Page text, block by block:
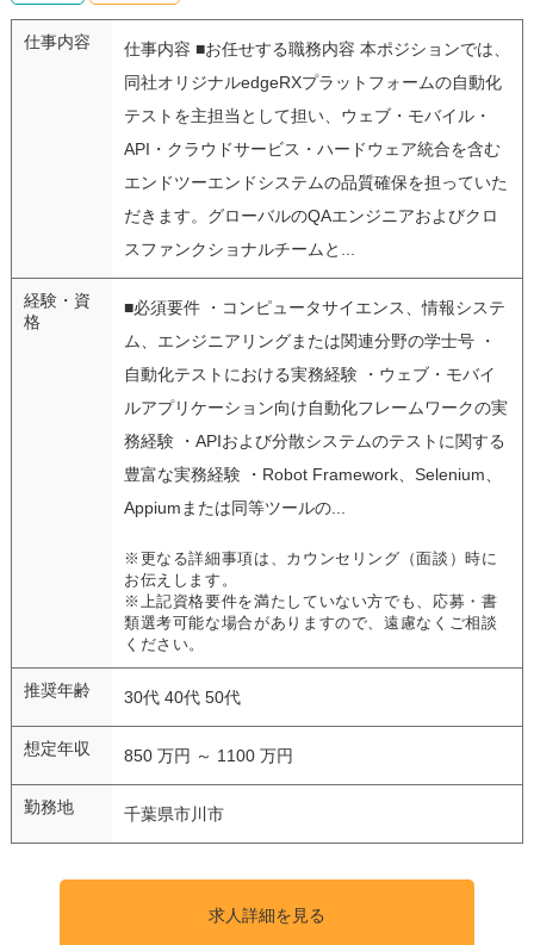
仕事内容
仕事内容 ■お任せする職務内容 本ポジションでは、
同社オリジナルedgeRXプラットフォームの自動化
テストを主担当として担い、ウェブ・モバイル・
API・クラウドサービス・ハードウェア統合を含む
エンドツーエンドシステムの品質確保を担っていた
だきます。グローバルのQAエンジニアおよびクロ
スファンクショナルチームと...
経験・資
格
■必須要件 ・コンピュータサイエンス、情報システ
ム、エンジニアリングまたは関連分野の学士号 ・
自動化テストにおける実務経験 ・ウェブ・モバイ
ルアプリケーション向け自動化フレームワークの実
務経験 ・APIおよび分散システムのテストに関する
豊富な実務経験 ・Robot Framework、Selenium、
Appiumまたは同等ツールの...
※更なる詳細事項は、カウンセリング（面談）時に
お伝えします。
※上記資格要件を満たしていない方でも、応募・書
類選考可能な場合がありますので、遠慮なくご相談
ください。
推奨年齢 30代 40代 50代
想定年収 850 万円 ～ 1100 万円
勤務地 千葉県市川市
求人詳細を見る